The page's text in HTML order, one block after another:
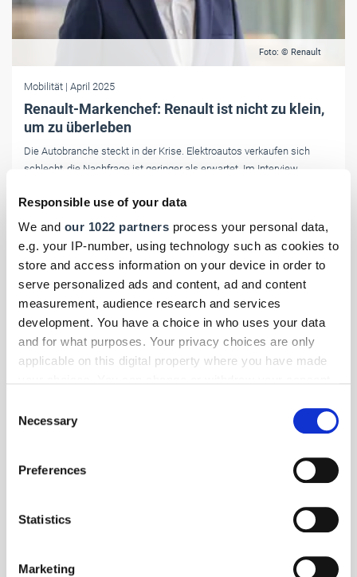
Responsible use of your data
We and our 1022 partners process your personal data,
e.g. your IP-number, using technology such as cookies to
store and access information on your device in order to
serve personalized ads and content, ad and content
measurement, audience research and services
development. You have a choice in who uses your data
and for what purposes. Your privacy choices are only
applicable on this digital property where you have made
the Privacy trigger icon.
Collect information about your geographical location
Identify your device by actively scanning it for
Find out more about how your personal data is processed
Selection
Necessary
Preferences
Statistics
Marketing
Foto: © Renault
Mobilität | April 2025
Renault-Markenchef: Renault ist nicht zu klein,
um zu überleben
Die Autobranche steckt in der Krise. Elektroautos verkaufen sich
schlecht, die Nachfrage ist geringer als erwartet. Im Interview
Strategie und Zukunftspläne des französischen Konzerns.